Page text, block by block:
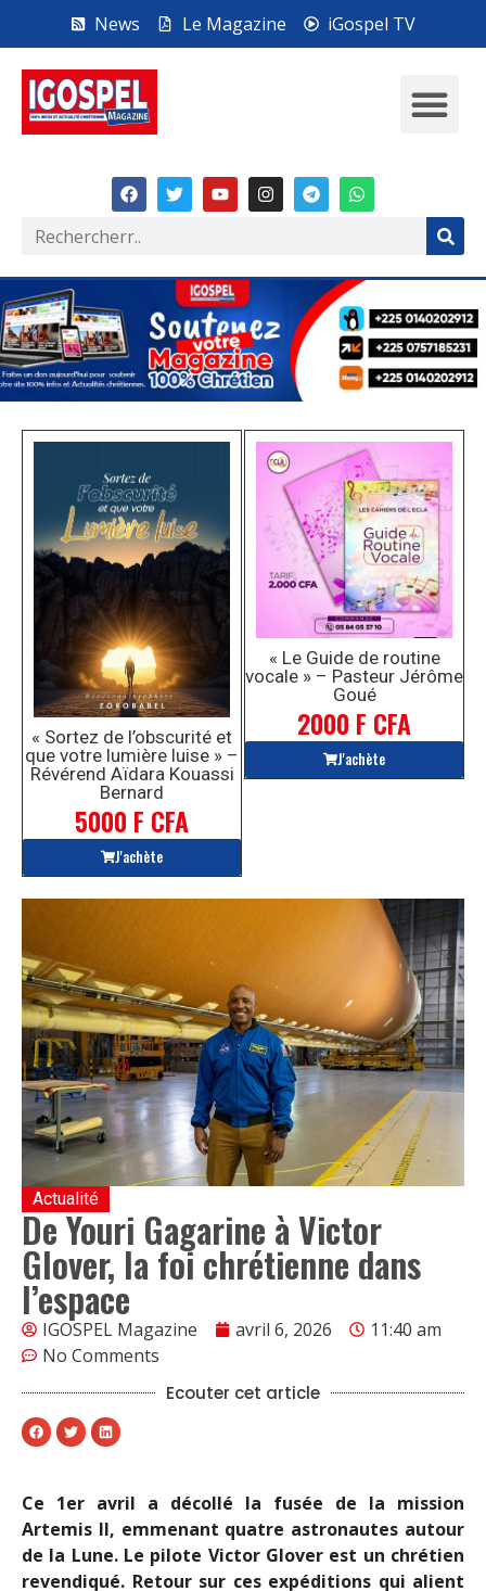
News Le Magazine iGospel TV
« Sortez de l’obscurité et
que votre lumière luise » –
Révérend Aïdara Kouassi
Bernard
5000 F CFA
J'achète
« Le Guide de routine
vocale » – Pasteur Jérôme
Goué
2000 F CFA
J'achète
Actualité
De Youri Gagarine à Victor
Glover, la foi chrétienne dans
l’espace
IGOSPEL Magazine avril 6, 2026
11:40 am
No Comments
Ecouter cet article
Ce 1er avril a décollé la fusée de la mission
Artemis II, emmenant quatre astronautes autour
de la Lune. Le pilote Victor Glover est un chrétien
revendiqué. Retour sur ces expéditions qui alient